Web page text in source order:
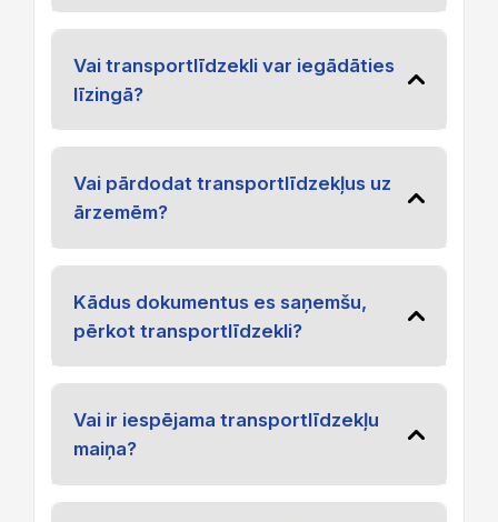
Vai transportlīdzekli var iegādāties
līzingā?
Vai pārdodat transportlīdzekļus uz
ārzemēm?
Kādus dokumentus es saņemšu,
pērkot transportlīdzekli?
Vai ir iespējama transportlīdzekļu
maiņa?